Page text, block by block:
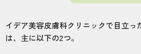
イデア美容皮膚科クリニックで目立っ
は、主に以下の2つ。